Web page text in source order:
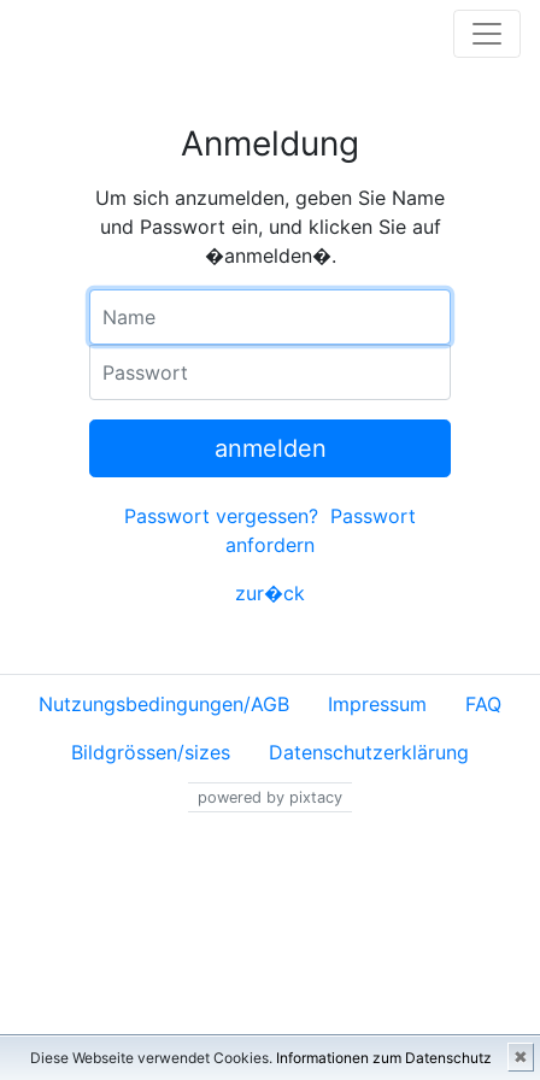
Diese Webseite verwendet Cookies. Informationen zum Datenschutz ✖
Anmeldung
Um sich anzumelden, geben Sie Name
und Passwort ein, und klicken Sie auf
�anmelden�.
anmelden
Passwort vergessen? Passwort
anfordern
zur�ck
Nutzungsbedingungen/AGB Impressum
FAQ
Bildgrössen/sizes
Datenschutzerklärung
powered by pixtacy